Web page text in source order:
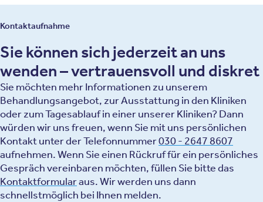
Kontaktaufnahme
Sie können sich jederzeit an uns
wenden – vertrauensvoll und diskret
Sie möchten mehr Informationen zu unserem
Behandlungsangebot, zur Ausstattung in den Kliniken
oder zum Tagesablauf in einer unserer Kliniken? Dann
würden wir uns freuen, wenn Sie mit uns persönlichen
Kontakt unter der Telefonnummer030 - 2647 8607
aufnehmen. Wenn Sie einen Rückruf für ein persönliches
Gespräch vereinbaren möchten, füllen Sie bitte das
Kontaktformularaus. Wir werden uns dann
schnellstmöglich bei Ihnen melden.